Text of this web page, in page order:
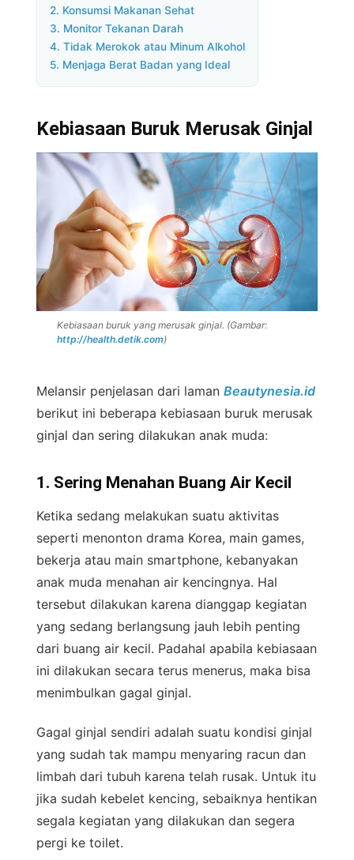
2. Konsumsi Makanan Sehat
3. Monitor Tekanan Darah
4. Tidak Merokok atau Minum Alkohol
5. Menjaga Berat Badan yang Ideal
Kebiasaan Buruk Merusak Ginjal
Kebiasaan buruk yang merusak ginjal. (Gambar:
http://health.detik.com)
Melansir penjelasan dari laman Beautynesia.id
berikut ini beberapa kebiasaan buruk merusak
ginjal dan sering dilakukan anak muda:
1. Sering Menahan Buang Air Kecil
Ketika sedang melakukan suatu aktivitas
seperti menonton drama Korea, main games,
bekerja atau main smartphone, kebanyakan
anak muda menahan air kencingnya. Hal
tersebut dilakukan karena dianggap kegiatan
yang sedang berlangsung jauh lebih penting
dari buang air kecil. Padahal apabila kebiasaan
ini dilakukan secara terus menerus, maka bisa
menimbulkan gagal ginjal.
Gagal ginjal sendiri adalah suatu kondisi ginjal
yang sudah tak mampu menyaring racun dan
limbah dari tubuh karena telah rusak. Untuk itu
jika sudah kebelet kencing, sebaiknya hentikan
segala kegiatan yang dilakukan dan segera
pergi ke toilet.